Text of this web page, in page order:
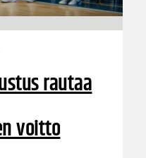
rautaa
voitto